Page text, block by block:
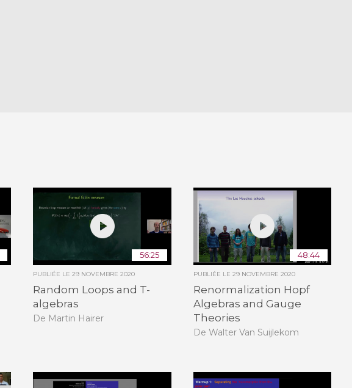
56:25
PUBLIÉE LE29 NOVEMBRE 2020
Random Loops and T-
algebras
De Martin Hairer
48:44
PUBLIÉE LE 29 NOVEMBRE 2020
Renormalization Hopf
Algebras and Gauge
Theories
De Walter Van Suijlekom